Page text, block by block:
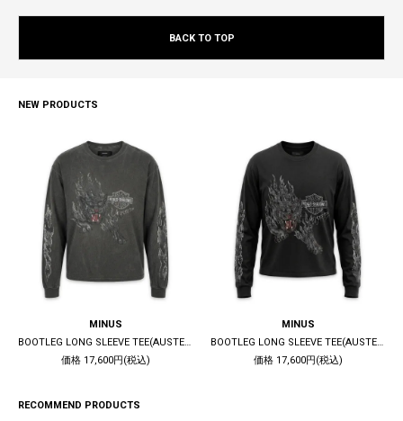
BACK TO TOP
NEW PRODUCTS
MINUS
BOOTLEG LONG SLEEVE TEE(AUSTERE) / 10YEARS BLACK
価格 17,600円(税込)
MINUS
BOOTLEG LONG SLEEVE TEE(AUSTERE) / 5YEARS BLACK
価格 17,600円(税込)
RECOMMEND PRODUCTS